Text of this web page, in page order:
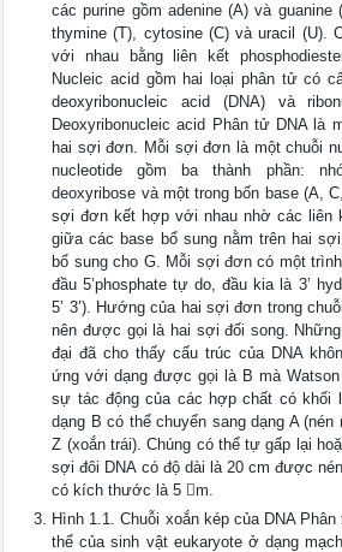
các purine gồm adenine (A) và guanine
thymine (T), cytosine (C) và uracil (U).
với nhau bằng liên kết
Nucleic acid gồm hai loại phân tử có
deoxyribonucleic acid (DNA) và
Deoxyribonucleic acid Phân tử DNA là
hai sợi đơn. Mỗi sợi đơn là một chuỗi
nucleotide gồm ba thành phần:
deoxyribose và một trong bốn base (A,
sợi đơn kết hợp với nhau nhờ các liên
giữa các base bổ sung nằm trên hai
bổ sung cho G. Mỗi sợi đơn có một
đầu 5’phosphate tự do, đầu kia là 3’
5’ 3’). Hướng của hai sợi đơn trong
nên được gọi là hai sợi đối song.
đại đã cho thấy cấu trúc của DNA
ứng với dạng được gọi là B mà
sự tác động của các hợp chất có khối
dạng B có thể chuyển sang dạng A (nén
Z (xoắn trái). Chúng có thể tự gấp lại
sợi đôi DNA có độ dài là 20 cm được
có kích thước là 5 m.
Hình 1.1. Chuỗi xoắn kép của DNA
thể của sinh vật eukaryote ở dạng